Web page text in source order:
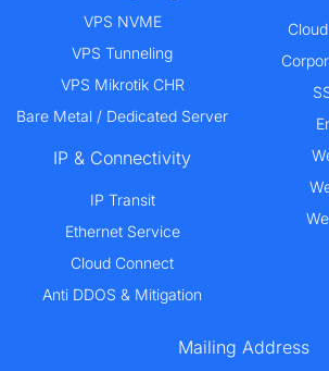
VPS NVME
VPS Tunneling
VPS Mikrotik CHR
Bare Metal / Dedicated Server
IP & Connectivity
IP Transit
Ethernet Service
Cloud Connect
Anti DDOS & Mitigation
Mailing Address